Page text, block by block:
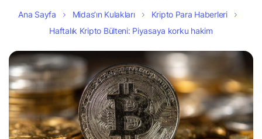
Ana Sayfa Midas’ın Kulakları
Kripto Para Haberleri
Haftalık Kripto Bülteni: Piyasaya korku hakim